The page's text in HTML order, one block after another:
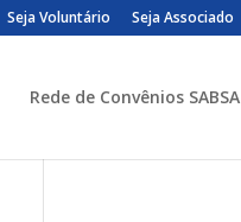
Seja Voluntário Seja Associado
Rede de Convênios SABSA